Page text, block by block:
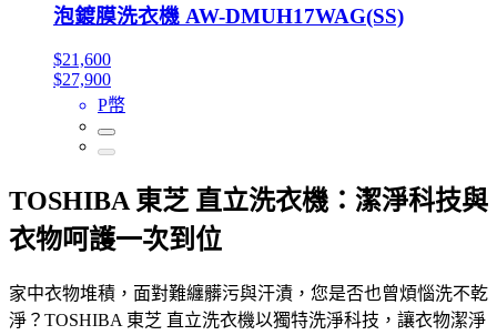
泡鍍膜洗衣機 AW-DMUH17WAG(SS)
$21,600
$27,900
P幣
TOSHIBA 東芝 直立洗衣機：潔淨科技與
衣物呵護一次到位
家中衣物堆積，面對難纏髒污與汗漬，您是否也曾煩惱洗不乾
淨？TOSHIBA 東芝 直立洗衣機以獨特洗淨科技，讓衣物潔淨